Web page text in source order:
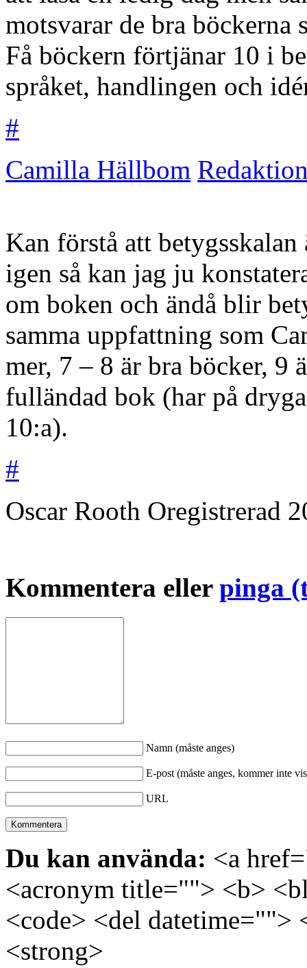
motsvarar de bra böckerna
Få böckern förtjänar 10 i
språket, handlingen och
#
Camilla Hällbom
Kan förstå att
igen så kan jag ju
om boken och ändå blir
samma uppfattning som
mer, 7 – 8 är bra böcker, 9
fulländad bok (har på
10:a).
#
Oscar Rooth Oregistrerad
Kommentera eller pinga
Namn (måste anges)
E-post (måste anges, kommer inte
URL
Du kan använda: <a
<acronym title=""> <b>
<code> <del
<strong>